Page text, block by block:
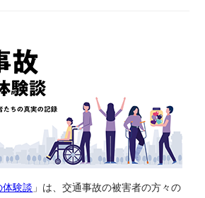
体験談 」は、​交通事故の​被害者の​方々の​